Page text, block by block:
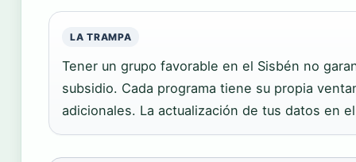
LA TRAMPA
Tener un grupo favorable en el Sisbén no
subsidio. Cada programa tiene su propia
adicionales. La actualización de tus datos en